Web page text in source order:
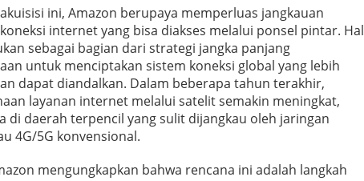
n
K
e
m
i
t
r
a
a
n
e
ini, Amazon berupaya memperluas jangkauan
internet yang bisa diakses melalui ponsel pintar. Hal
sebagai bagian dari strategi jangka panjang
untuk menciptakan sistem koneksi global yang lebih
dapat diandalkan. Dalam beberapa tahun terakhir,
layanan internet melalui satelit semakin meningkat,
di daerah terpencil yang sulit dijangkau oleh jaringan
4G/5G konvensional.
mengungkapkan bahwa rencana ini adalah langkah